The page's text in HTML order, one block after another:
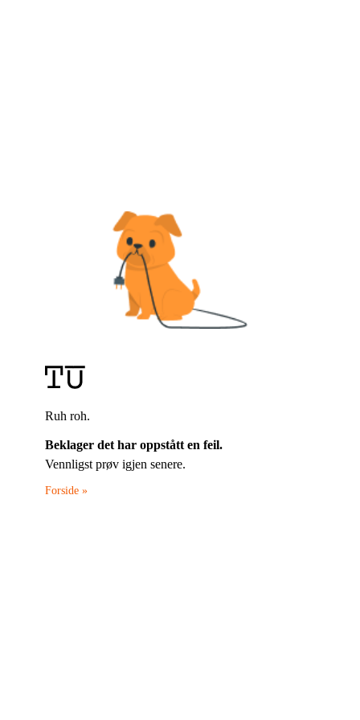
Ruh roh.
Beklager det har oppstått en feil.
Vennligst prøv igjen senere.
Forside »